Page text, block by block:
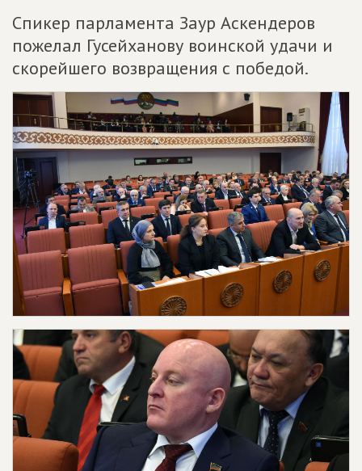
Спикер парламента Заур Аскендеров
пожелал Гусейханову воинской удачи и
скорейшего возвращения с победой.